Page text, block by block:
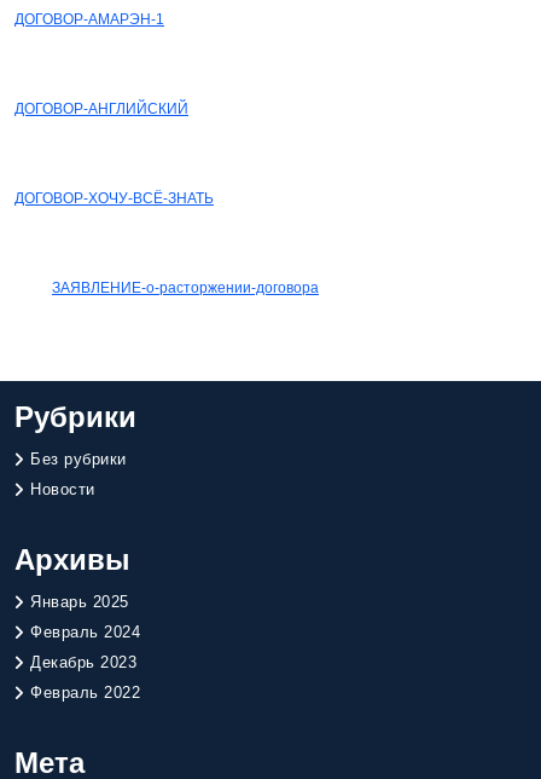
ДОГОВОР-АМАРЭН-1
ДОГОВОР-АНГЛИЙСКИЙ
ДОГОВОР-ХОЧУ-ВСЁ-ЗНАТЬ
ЗАЯВЛЕНИЕ-о-расторжении-договора
Рубрики
Без рубрики
Новости
Архивы
Январь 2025
Февраль 2024
Декабрь 2023
Февраль 2022
Мета